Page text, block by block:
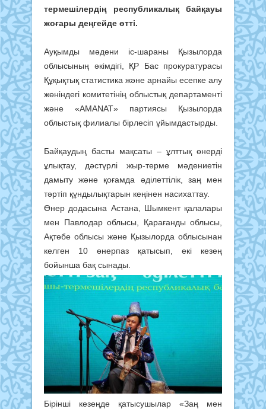
термешілердің республикалық байқауы
жоғары деңгейде өтті.
Ауқымды мәдени іс-шараны Қызылорда
облысының әкімдігі, ҚР Бас прокуратурасы
Құқықтық статистика және арнайы есепке алу
жөніндегі комитетінің облыстық департаменті
және «AMANAT» партиясы Қызылорда
облыстық филиалы бірлесіп ұйымдастырды.
Байқаудың басты мақсаты – ұлттық өнерді
ұлықтау, дәстүрлі жыр-терме мәдениетін
дамыту және қоғамда әділеттілік, заң мен
тәртіп құндылықтарын кеңінен насихаттау.
Өнер додасына Астана, Шымкент қалалары
мен Павлодар облысы, Қарағанды облысы,
Ақтөбе облысы және Қызылорда облысынан
келген 10 өнерпаз қатысып, екі кезең
бойынша бақ сынады.
Бірінші кезеңде қатысушылар «Заң мен